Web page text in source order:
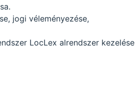
jogi véleményezése,
LocLex alrendszer kezelése